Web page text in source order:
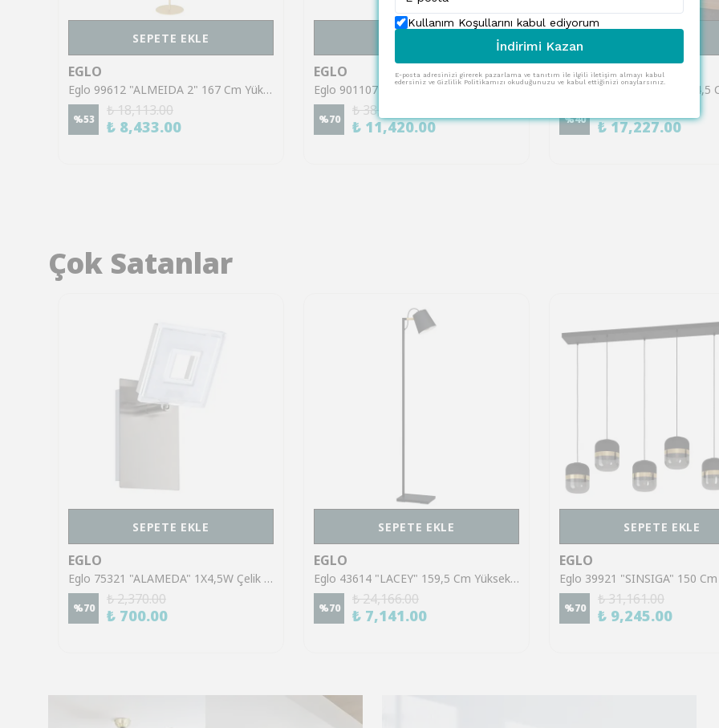
SEPETE EKLE
EGLO
Eglo 99612 "ALMEIDA 2" 167 Cm Yüksekliğinde Çelik Köşe Lambası Lambader
%53
₺ 18,113.00
₺ 8,433.00
EGLO
Eglo 901107 "LASANA 4" 143 Cm Yüksekliğinde Çelik, Alüminyum Köşe Lambası Lambader
%70
₺ 38,064.00
₺ 11,420.00
EGLO
%40 ₺ 17,227.00
Çok Satanlar
SEPETE EKLE
EGLO
Eglo 75321 "ALAMEDA" 1X4,5W Çelik Nikel Mat Sıva Üstü Spot
%70
₺ 2,370.00
₺ 700.00
SEPETE EKLE
EGLO
Eglo 43614 "LACEY" 159,5 Cm Yüksekliğinde Çelik, Ahşap Köşe Lambası Lambader
%70
₺ 24,166.00
₺ 7,141.00
SEPETE EKLE
EGLO
%70
₺ 31,161.00
₺ 9,245.00
Kullanım Koşullarını kabul ediyorum
İndirimi Kazan
E-posta adresinizi girerek pazarlama ve tanıtım ile ilgili iletişim almayı kabul
edersiniz ve Gizlilik Politikamızı okuduğunuzu ve kabul ettiğinizi onaylarsınız.